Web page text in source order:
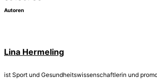
Autoren
Lina Hermeling
ist Sport­ und Gesundheitswissenschaftlerin und